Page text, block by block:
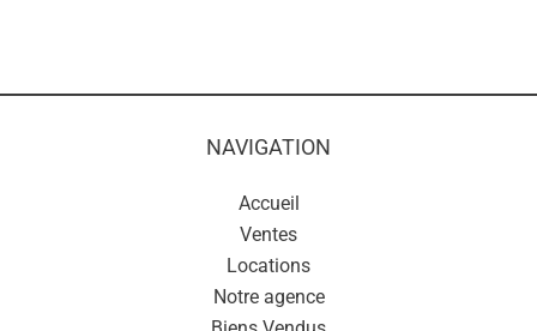
NAVIGATION
Accueil
Ventes
Locations
Notre agence